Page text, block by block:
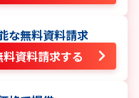
な無料資料請求
料資料請求する